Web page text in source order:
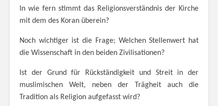
In wie fern stimmt das Religionsverständnis der Kirche
mit dem des Koran überein?
Noch wichtiger ist die Frage; Welchen Stellenwert hat
die Wissenschaft in den beiden Zivilisationen?
Ist der Grund für Rückständigkeit und Streit in der
muslimischen Welt, neben der Trägheit auch die
Tradition als Religion aufgefasst wird?